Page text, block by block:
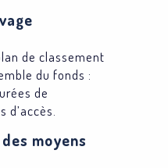
de classement
du fonds :
de
d’accès.
moyens